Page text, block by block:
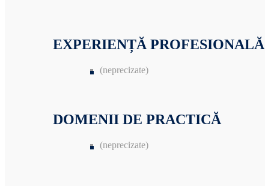
EXPERIENȚĂ PROFESIONALĂ
(neprecizate)
DOMENII DE PRACTICĂ
(neprecizate)